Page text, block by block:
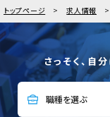
トップページ 求人情報
さっそく、自